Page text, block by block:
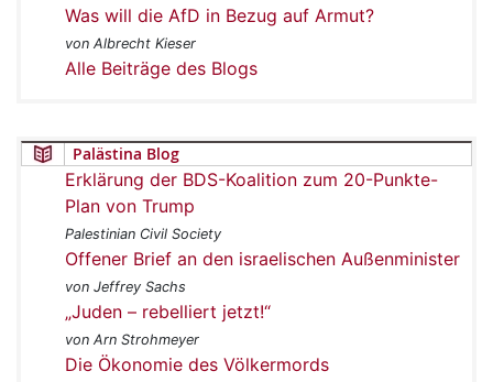
Was will die AfD in Bezug auf Armut?
von Albrecht Kieser
Alle Beiträge des Blogs
Palästina Blog
Erklärung der BDS-Koalition zum 20-Punkte-
Plan von Trump
Palestinian Civil Society
Offener Brief an den israelischen Außenminister
von Jeffrey Sachs
„Juden – rebelliert jetzt!“
von Arn Strohmeyer
Die Ökonomie des Völkermords